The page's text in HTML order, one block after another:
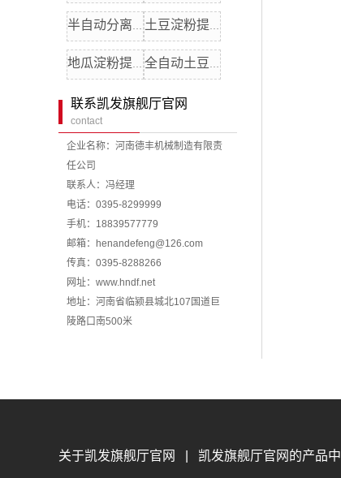
半自动分离机 土豆淀粉提取机
地瓜淀粉提取机 全自动土豆分离机
联系凯发旗舰厅官网
contact
企业名称：河南德丰机械制造有限责
任公司
联系人：冯经理
电话：0395-8299999
手机：18839577779
邮箱：
henandefeng@126.com
传真：0395-8288266
网址： www.hndf.net
地址：河南省临颍县城北107国道巨
陵路口南500米
关于凯发旗舰厅官网 凯发旗舰厅官网的产品中